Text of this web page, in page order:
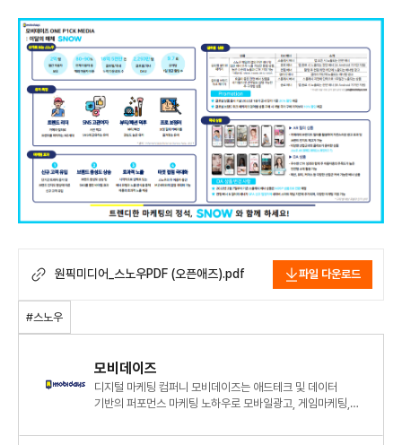
원픽미디어_스노우PDF (오픈애즈).pdf 파일 다운로드
#스노우
모비데이즈
디지털 마케팅 컴퍼니 모비데이즈는 애드테크 및 데이터
기반의 퍼포먼스 마케팅 노하우로 모바일광고, 게임마케팅,
제공합니다.